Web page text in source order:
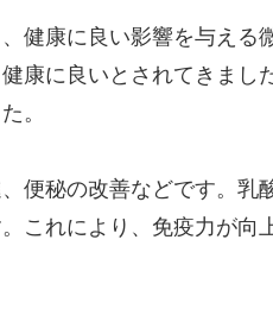
健康に良い影響を与える
康に良いとされてきまし
。
便秘の改善などです。乳
これにより、免疫力が向